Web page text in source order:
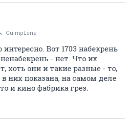
GuimpLena
Вот 1703 набекрень
- нет. Что их
хоть они и такие разные - то,
них показана, на самом деле
и кино фабрика грез.